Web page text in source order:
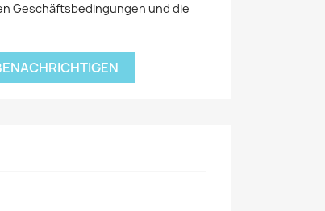
Geschäftsbedingungen und die